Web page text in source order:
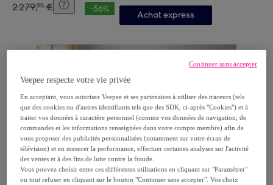
2279,99 € -56%
Achat express
Veepee respecte votre vie privée
En acceptant, vous autorisez Veepee et ses partenaires à utiliser des traceurs (tels
que des cookies ou d'autres identifiants tels que des SDK, ci-après "Cookies") et à
traiter vos données à caractère personnel (comme vos données de navigation, de
commandes et les informations renseignées dans votre compte membre) afin de
vous proposer des publicités personnalisées (notamment sur votre écran de
télévision) et en mesurer la performance, effectuer certaines analyses sur l'activité
des ventes et à des fins de lutte contre la fraude.
Vous pouvez choisir entre ces différentes utilisations en cliquant sur "Paramétrer"
ou tout refuser en cliquant sur le bouton "Continuer sans accepter". Vos choix
Continuer sans accepter